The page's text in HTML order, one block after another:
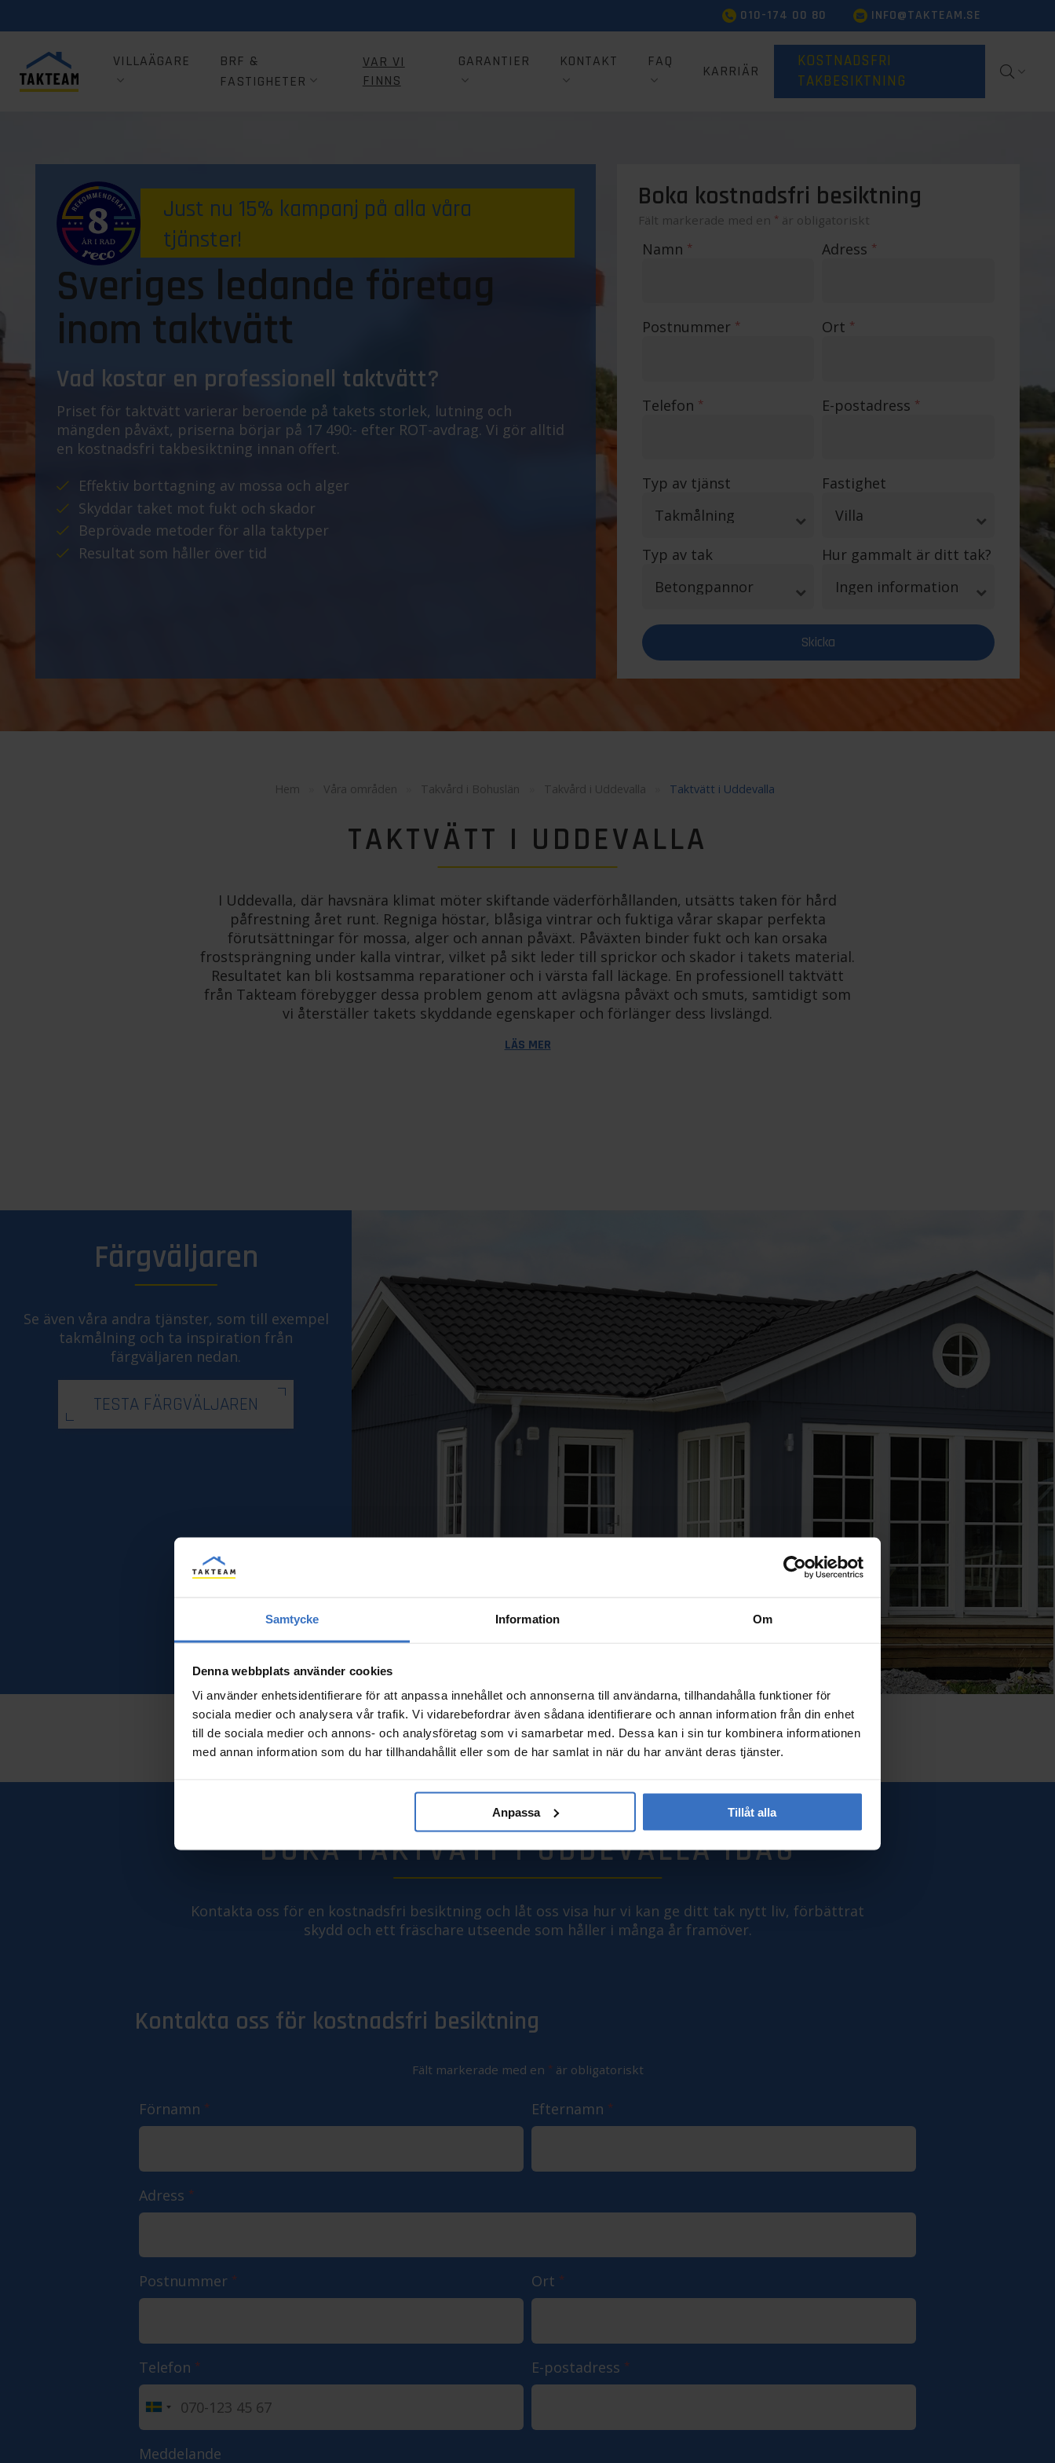
Samtycke Information Om
Denna webbplats använder cookies
Vi använder enhetsidentifierare för att anpassa innehållet och annonserna till användarna, tillhandahålla funktioner för
sociala medier och analysera vår trafik. Vi vidarebefordrar även sådana identifierare och annan information från din enhet
till de sociala medier och annons- och analysföretag som vi samarbetar med. Dessa kan i sin tur kombinera informationen
med annan information som du har tillhandahållit eller som de har samlat in när du har använt deras tjänster.
Anpassa Tillåt alla
010-174 00 80 INFO@TAKTEAM.SE
VILLAÄGARE
BRF &
FASTIGHETER
VAR VI
FINNS
GARANTIER KONTAKT FAQ
KARRIÄR
KOSTNADSFRI
TAKBESIKTNING
Just nu 15% kampanj på alla våra
tjänster!
Sveriges ledande företag
inom taktvätt
Vad kostar en professionell taktvätt?
Priset för taktvätt varierar beroende på takets storlek, lutning och
mängden påväxt, priserna börjar på 17 490:- efter ROT-avdrag. Vi gör alltid
en kostnadsfri takbesiktning innan offert.
Effektiv borttagning av mossa och alger
Skyddar taket mot fukt och skador
Beprövade metoder för alla taktyper
Resultat som håller över tid
Boka kostnadsfri besiktning
Fält markerade med en * är obligatoriskt
Namn * Adress *
Postnummer * Ort *
Telefon * E-postadress *
Typ av tjänst Fastighet
Typ av tak Hur gammalt är ditt tak?
Hem Våra områden Takvård i Bohuslän Takvård i Uddevalla Taktvätt i Uddevalla
TAKTVÄTT I UDDEVALLA
I Uddevalla, där havsnära klimat möter skiftande väderförhållanden, utsätts taken för hård
påfrestning året runt. Regniga höstar, blåsiga vintrar och fuktiga vårar skapar perfekta
förutsättningar för mossa, alger och annan påväxt. Påväxten binder fukt och kan orsaka
frostsprängning under kalla vintrar, vilket på sikt leder till sprickor och skador i takets material.
Resultatet kan bli kostsamma reparationer och i värsta fall läckage. En professionell taktvätt
från Takteam förebygger dessa problem genom att avlägsna påväxt och smuts, samtidigt som
vi återställer takets skyddande egenskaper och förlänger dess livslängd.
LÄS MER
Färgväljaren
Se även våra andra tjänster, som till exempel
takmålning och ta inspiration från
färgväljaren nedan.
TESTA FÄRGVÄLJAREN
BOKA TAKTVÄTT I UDDEVALLA IDAG
Kontakta oss för en kostnadsfri besiktning och låt oss visa hur vi kan ge ditt tak nytt liv, förbättrat
skydd och ett fräschare utseende som håller i många år framöver.
Kontakta oss för kostnadsfri besiktning
Fält markerade med en * är obligatoriskt
Förnamn * Efternamn *
Adress *
Postnummer * Ort *
Telefon * E-postadress *
Meddelande